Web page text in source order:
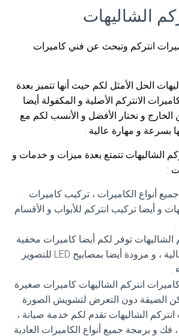
الشاليهات
انتركم وتبحث عن فني كاميرات
الحل الأمثل لكم حيث أنها تتميز بعدة
الانتركم الأصلية و المكفولة أيضا
الخارج و نختار الأفضل و الأنسب لكم مع
بسرعة و مهارة عالية .
الشاليهات تتمتع بعدة ميزات و خدمات و
:
أنواع الكاميرات ، تركيب كاميرات
و أيضا تركيب انتركم للأبواب و الأقسام
الشاليهات توفر لكم أيضا كاميرات مخفية
تتميز بالدقة العالية ، و مزودة أيضا بمصابيح LED للتصوير
.
انتركم الشاليهات كاميرات صغيرة
الضيقة دون التعرض لتشويش الصورة .
انتركم الشاليهات تقدم لكم خدمة صيانة ،
فك و برمجة جميع أنواع الكاميرات العادية